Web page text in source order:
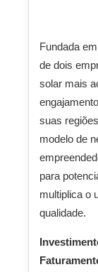
Fundada
de dois
solar mais
suas
modelo de
para
multiplica o
qualidade.